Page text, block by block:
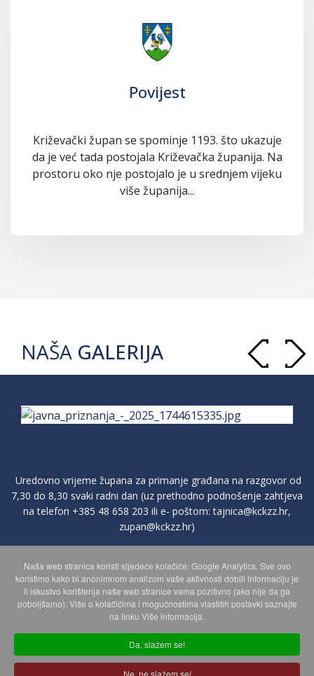
Povijest
Križevački župan se spominje 1193. što ukazuje
da je već tada postojala Križevačka županija. Na
prostoru oko nje postojalo je u srednjem vijeku
više županija...
NAŠA GALERIJA
Uredovno vrijeme župana za primanje građana na razgovor od
7,30 do 8,30 svaki radni dan (uz prethodno podnošenje zahtjeva
na telefon +385 48 658 203 ili e- poštom:tajnica@kckzz.hr,
zupan@kckzz.hr)
POLITIKA ZAŠTITE PRIVATNOSTI OSOBNIH PODATAKA
MAPA WEBA
Copyright © 2026 Koprivničko - križevačka županija. Sva prava
Naša web stranica koristi sljedeće kolačiće: Google Analytics. Sve ovo
koristimo kako bi anonimnom analizom vaše aktivnosti dobili informaciju je
li iskustvo korištenja naše web stranice vama pozitivno (ako nije da ga
poboljšamo). Više o kolačićima i mogućnostima vlastitih postavki saznajte
na linku Više informacija.
Da, slažem se!
Ne, ne slažem se!